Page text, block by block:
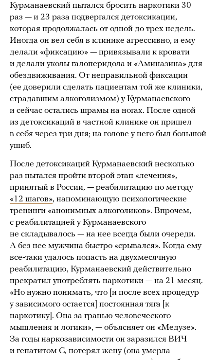
Курманаевский пытался бросить наркотики 30
раз — и 23 раза подвергался детоксикации,
которая продолжалась от одной до трех недель.
Иногда он вел себя в клинике агрессивно, и ему
делали «фиксацию» — привязывали к кровати
и делали уколы галоперидола и «Аминазина» для
обездвиживания. От неправильной фиксации
(ее доверили сделать пациентам той же клиники,
страдавшим алкоголизмом) у Курманаевского
и сейчас остались шрамы на ногах. После одной
из детоксикаций в частной клинике он пришел
в себя через три дня; на голове у него был большой
ушиб.
После детоксикаций Курманаевский несколько
раз пытался пройти второй этап «лечения»,
принятый в России, — реабилитацию по методу
«12 шагов», напоминающую психологические
тренинги «анонимных алкоголиков». Впрочем,
с реабилитацией у Курманаевского
не складывалось — на нее всегда были очереди.
А без нее мужчина быстро «срывался». Когда ему
все-таки удалось попасть на двухмесячную
реабилитацию, Курманаевский действительно
прекратил употреблять наркотики — на 21 месяц.
«Но нужно понимать, что [и после всех процедур
у зависимого остается] постоянная тяга [к
наркотику]. Она за гранью человеческого
мышления и логики», — объясняет он «Медузе».
За годы наркозависимости он заразился ВИЧ
и гепатитом С, потерял жену (она умерла